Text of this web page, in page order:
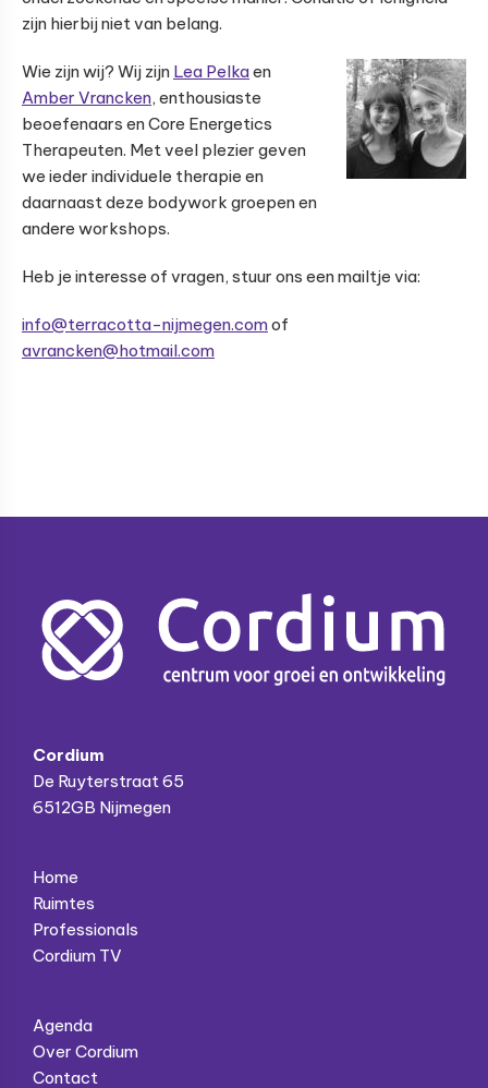
zijn hierbij niet van belang.
Wie zijn wij? Wij zijn Lea Pelkaen
Amber Vrancken, enthousiaste
beoefenaars en Core Energetics
Therapeuten. Met veel plezier geven
we ieder individuele therapie en
daarnaast deze bodywork groepen en
andere workshops.
Heb je interesse of vragen, stuur ons een mailtje via:
info@terracotta-nijmegen.comof
avrancken@hotmail.com
Footer
Cordium
De Ruyterstraat 65
6512GB Nijmegen
Home
Ruimtes
Professionals
Cordium TV
Agenda
Over Cordium
Contact